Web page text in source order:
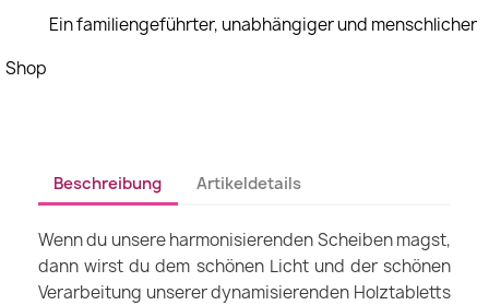
Ein familiengeführter, unabhängiger und menschlicher
Shop
Beschreibung Artikeldetails
Wenn du unsere harmonisierenden Scheiben magst,
dann wirst du dem schönen Licht und der schönen
Verarbeitung unserer dynamisierenden Holztabletts